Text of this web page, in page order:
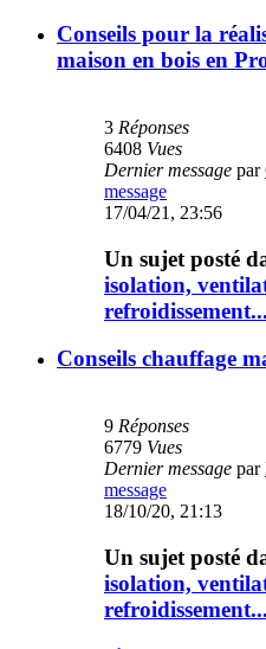
Conseils pour la
maison en bois en
3 Réponses
6408 Vues
Dernier message par
message
17/04/21, 23:56
Un sujet posté
isolation,
refroidissement...
Conseils chauffage
9 Réponses
6779 Vues
Dernier message par
message
18/10/20, 21:13
Un sujet posté
isolation,
refroidissement...